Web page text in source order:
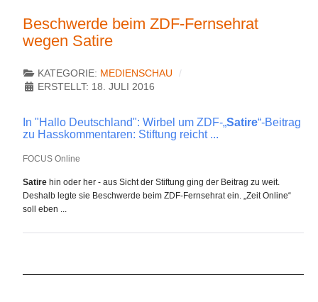
Beschwerde beim ZDF-Fernsehrat
wegen Satire
KATEGORIE: MEDIENSCHAU
ERSTELLT: 18. JULI 2016
In "Hallo Deutschland": Wirbel um ZDF-„Satire“-Beitrag
zu Hasskommentaren: Stiftung reicht ...
FOCUS Online
Satire hin oder her - aus Sicht der Stiftung ging der Beitrag zu weit.
Deshalb legte sie Beschwerde beim ZDF-Fernsehrat ein. „Zeit Online“
soll eben ...